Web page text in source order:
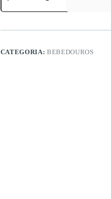
galão
Inox
CATEGORIA: BEBEDOUROS